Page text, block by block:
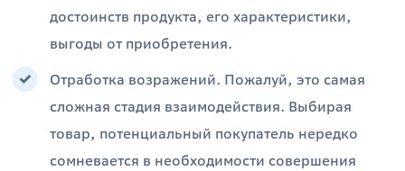
достоинств продукта, его характеристики,
выгоды от приобретения.
Отработка возражений. Пожалуй, это самая
сложная стадия взаимодействия. Выбирая
товар, потенциальный покупатель нередко
сомневается в необходимости совершения